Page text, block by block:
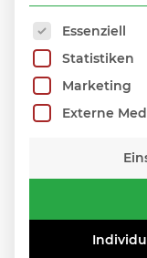
Es folgt eine
Essenziell
Statistiken
Marketing
Externe